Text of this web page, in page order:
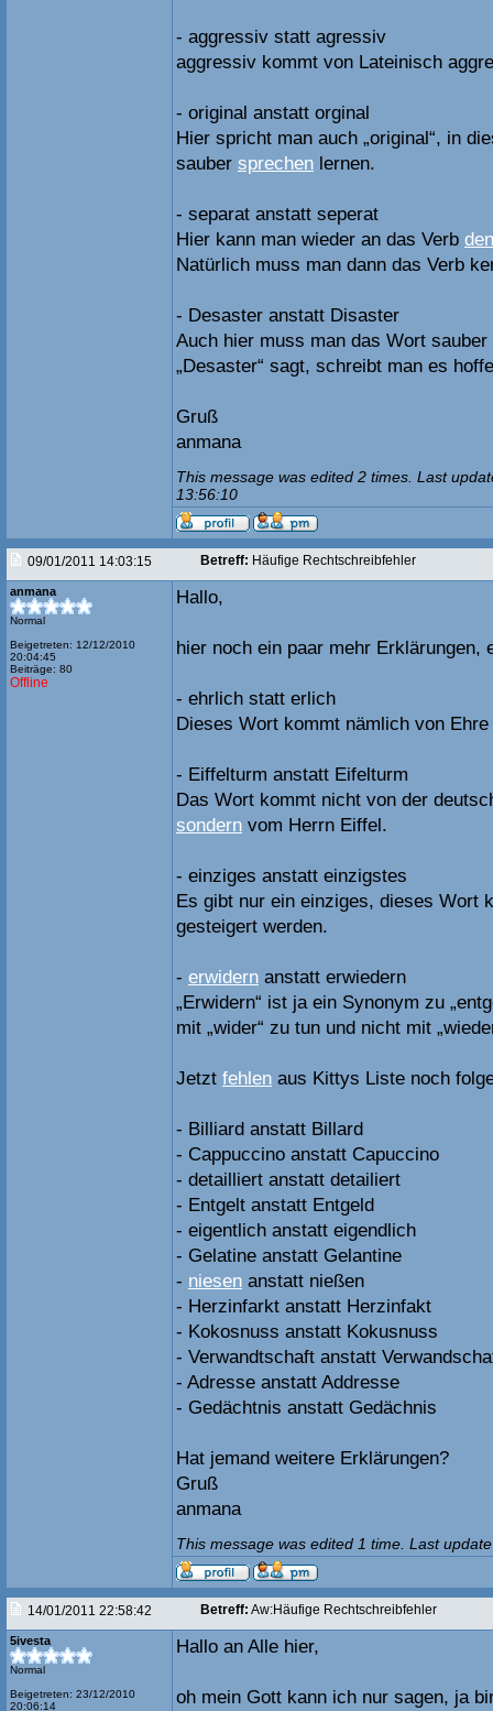
- aggressiv statt agressiv
aggressiv kommt von Lateinisch
- original anstatt orginal
Hier spricht man auch „original“, in
sauber sprechen lernen.
- separat anstatt seperat
Hier kann man wieder an das Verb
Natürlich muss man dann das Verb
- Desaster anstatt Disaster
Auch hier muss man das Wort
„Desaster“ sagt, schreibt man es
Gruß
anmana
This message was edited 2 times. Last
13:56:10
09/01/2011 14:03:15 Betreff: Häufige Rechtschreibfehler
anmana
Normal
Beigetreten: 12/12/2010
20:04:45
Beiträge: 80
Offline
Hallo,
hier noch ein paar mehr Erklärungen,
- ehrlich statt erlich
Dieses Wort kommt nämlich von
- Eiffelturm anstatt Eifelturm
Das Wort kommt nicht von der
sondern vom Herrn Eiffel.
- einziges anstatt einzigstes
Es gibt nur ein einziges, dieses Wort
gesteigert werden.
- erwidern anstatt erwiedern
„Erwidern“ ist ja ein Synonym zu
mit „wider“ zu tun und nicht mit
Jetzt fehlen aus Kittys Liste noch
- Billiard anstatt Billard
- Cappuccino anstatt Capuccino
- detailliert anstatt detailiert
- Entgelt anstatt Entgeld
- eigentlich anstatt eigendlich
- Gelatine anstatt Gelantine
- niesen anstatt nießen
- Herzinfarkt anstatt Herzinfakt
- Kokosnuss anstatt Kokusnuss
- Verwandtschaft anstatt
- Adresse anstatt Addresse
- Gedächtnis anstatt Gedächnis
Hat jemand weitere Erklärungen?
Gruß
anmana
This message was edited 1 time. Last
14/01/2011 22:58:42 Betreff: Aw:Häufige Rechtschreibfehler
5ivesta
Normal
Beigetreten: 23/12/2010
20:06:14
Hallo an Alle hier,
oh mein Gott kann ich nur sagen, ja